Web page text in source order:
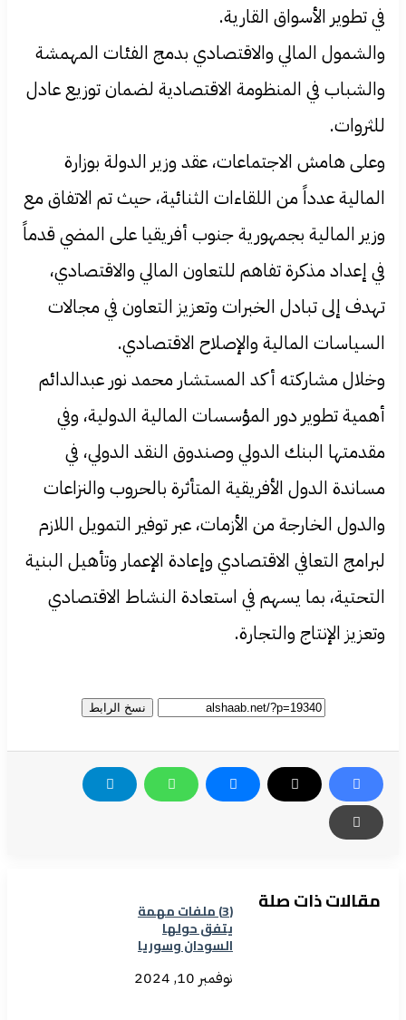
في تطوير الأسواق القارية.
والشمول المالي والاقتصادي بدمج الفئات المهمشة
والشباب في المنظومة الاقتصادية لضمان توزيع عادل
للثروات.
وعلى هامش الاجتماعات، عقد وزير الدولة بوزارة
المالية عدداً من اللقاءات الثنائية، حيث تم الاتفاق مع
وزير المالية بجمهورية جنوب أفريقيا على المضي قدماً
في إعداد مذكرة تفاهم للتعاون المالي والاقتصادي،
تهدف إلى تبادل الخبرات وتعزيز التعاون في مجالات
السياسات المالية والإصلاح الاقتصادي.
وخلال مشاركته أكد المستشار محمد نور عبدالدائم
أهمية تطوير دور المؤسسات المالية الدولية، وفي
مقدمتها البنك الدولي وصندوق النقد الدولي، في
مساندة الدول الأفريقية المتأثرة بالحروب والنزاعات
والدول الخارجة من الأزمات، عبر توفير التمويل اللازم
لبرامج التعافي الاقتصادي وإعادة الإعمار وتأهيل البنية
التحتية، بما يسهم في استعادة النشاط الاقتصادي
وتعزيز الإنتاج والتجارة.
نسخ الرابط
مقالات ذات صلة (3) ملفات مهمة
يتفق حولها
السودان وسوريا
نوفمبر 10, 2024